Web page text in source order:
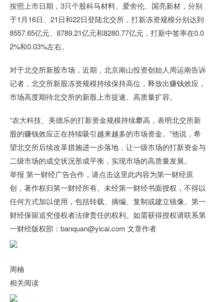
按照上市日期，3只个股科马材料、爱舍伦、国亮新材，分别
于1月16日、21日和22日登陆北交所，打新冻资规模分别达到
8557.65亿元、8789.21亿元和8280.77亿元，打新中签率在0.0
2%和0.03%左右。
对于北交所新股市场，近期，北京南山投资创始人周运南告诉
记者，北交所新股冻资规模持续保持高位，释放出赚钱效应，
市场高度期待北交所的新股上市提速、高质量扩容。
“农大科技、美德乐的打新资金规模持续攀高，表明北交所新
股的赚钱效应正在持续吸引越来越多的市场资金。”他说，希
望北交所后续改革措施进一步落地，让一级市场的打新资金与
二级市场的成交状况形成平衡，实现市场的高质量发展。
举报 第一财经广告合作，请点击这里此内容为第一财经原
创，著作权归第一财经所有。未经第一财经书面授权，不得以
任何方式加以使用，包括转载、摘编、复制或建立镜像。第一
财经保留追究侵权者法律责任的权利。如需获得授权请联系第
一财经版权部：banquan@yicai.com 文章作者
周楠
相关阅读